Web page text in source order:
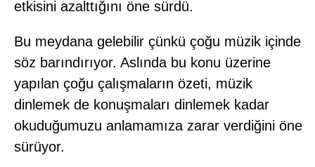
etkisini azalttığını öne sürdü.
Bu meydana gelebilir çünkü çoğu müzik içinde
söz barındırıyor. Aslında bu konu üzerine
yapılan çoğu çalışmaların özeti, müzik
dinlemek de konuşmaları dinlemek kadar
okuduğumuzu anlamamıza zarar verdiğini öne
sürüyor.